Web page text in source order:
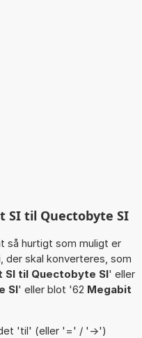
SI til Quectobyte SI
så hurtigt som muligt er
skal konverteres, som
SI til Quectobyte SI' eller
SI' eller blot '62 Megabit
'til' (eller '=' / '->')